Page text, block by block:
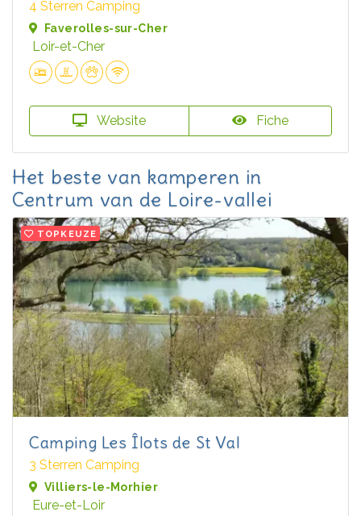
4 Sterren Camping
Faverolles-sur-Cher
Loir-et-Cher
Website Fiche
Het beste van kamperen in
Centrum van de Loire-vallei
TOPKEUZE
Camping Les Îlots de St Val
3 Sterren Camping
Villiers-le-Morhier
Eure-et-Loir